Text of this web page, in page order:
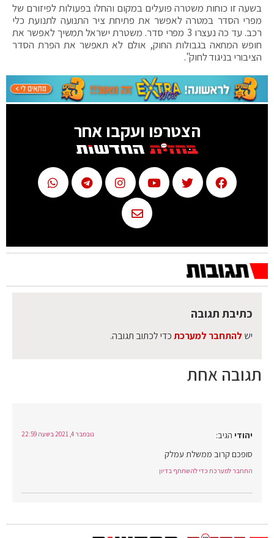
בשעה זו כוחות משטרה פועלים במקום והחלו בפעולות לפיזורם של
מפרי הסדר במטרה לאפשר את פתיחת ציר התנועה לתנועת כלי
רכב. עד כה נעצרו 3 מפרי סדר. משטרת ישראל תמשיך לאפשר את
חופש המחאה בגבולות החוק, אולם לא תאפשר את הפרת הסדר
הציבורי בניגוד לחוק".
הצטרפו ועקבו אחר
תגובה אחת
יהודי הגיב: נובמבר 4, 2021 בשעה 22:59
סופכם קרוב ממשלת עמלק
התחבר למערכת כדי להשתתף בדיון
כתיבת תגובה
יש להתחבר למערכתכדי לכתוב תגובה.